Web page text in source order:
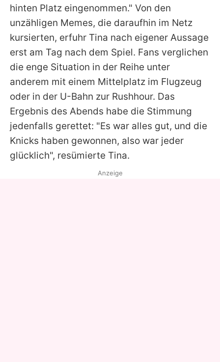
hinten Platz eingenommen." Von den
unzähligen Memes, die daraufhin im Netz
kursierten, erfuhr Tina nach eigener Aussage
erst am Tag nach dem Spiel. Fans verglichen
die enge Situation in der Reihe unter
anderem mit einem Mittelplatz im Flugzeug
oder in der U-Bahn zur Rushhour. Das
Ergebnis des Abends habe die Stimmung
jedenfalls gerettet: "Es war alles gut, und die
Knicks haben gewonnen, also war jeder
glücklich", resümierte Tina.
Anzeige